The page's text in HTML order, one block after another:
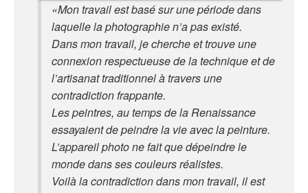
«Mon travail est basé sur une période dans
laquelle la photographie n’a pas existé.
Dans mon travail, je cherche et trouve une
connexion respectueuse de la technique et de
l’artisanat traditionnel à travers une
contradiction frappante.
Les peintres, au temps de la Renaissance
essayaient de peindre la vie avec la peinture.
L’appareil photo ne fait que dépeindre le
monde dans ses couleurs réalistes.
Voilà la contradiction dans mon travail, il est